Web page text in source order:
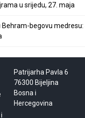
u srijedu, 27. maja
Behram-begovu
Patrijarha Pavla 6
76300 Bijeljina
Bosna i
Hercegovina